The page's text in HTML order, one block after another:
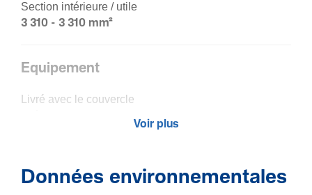
Section intérieure / utile
3 310 - 3 310 mm²
Equi­pe­ment
Livré avec le couvercle
Voir plus
Données environnementales